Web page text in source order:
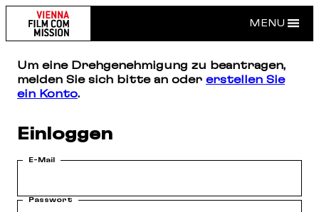
MENU
Um eine Drehgenehmigung zu beantragen,
melden Sie sich bitte an oder erstellen Sie
ein Konto.
Einloggen
E-Mail
Passwort